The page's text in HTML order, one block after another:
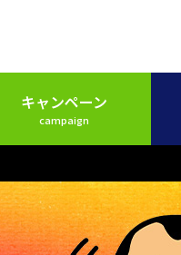
キャンペーン
campaign